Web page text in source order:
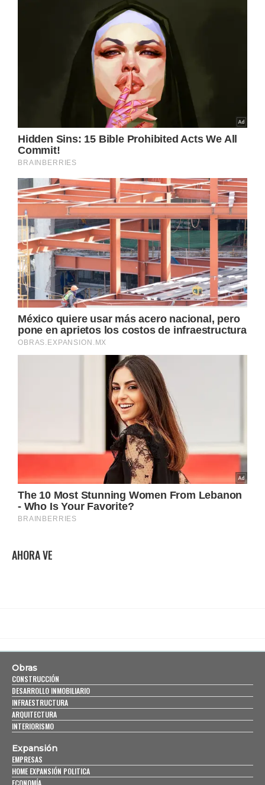
AHORA VE
Obras
CONSTRUCCIÓN
DESARROLLO INMOBILIARIO
INFRAESTRUCTURA
ARQUITECTURA
INTERIORISMO
Expansión
EMPRESAS
HOME EXPANSIÓN POLITICA
ECONOMÍA